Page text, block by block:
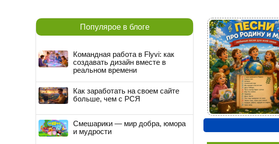
Популярое в блоге
Командная работа в Flyvi: как
создавать дизайн вместе в
реальном времени
Как заработать на своем сайте
больше, чем с РСЯ
Смешарики — мир добра, юмора
и мудрости